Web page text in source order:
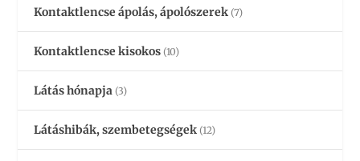
Kontaktlencse ápolás, ápolószerek (7)
Kontaktlencse kisokos (10)
Látás hónapja (3)
Látáshibák, szembetegségek (12)